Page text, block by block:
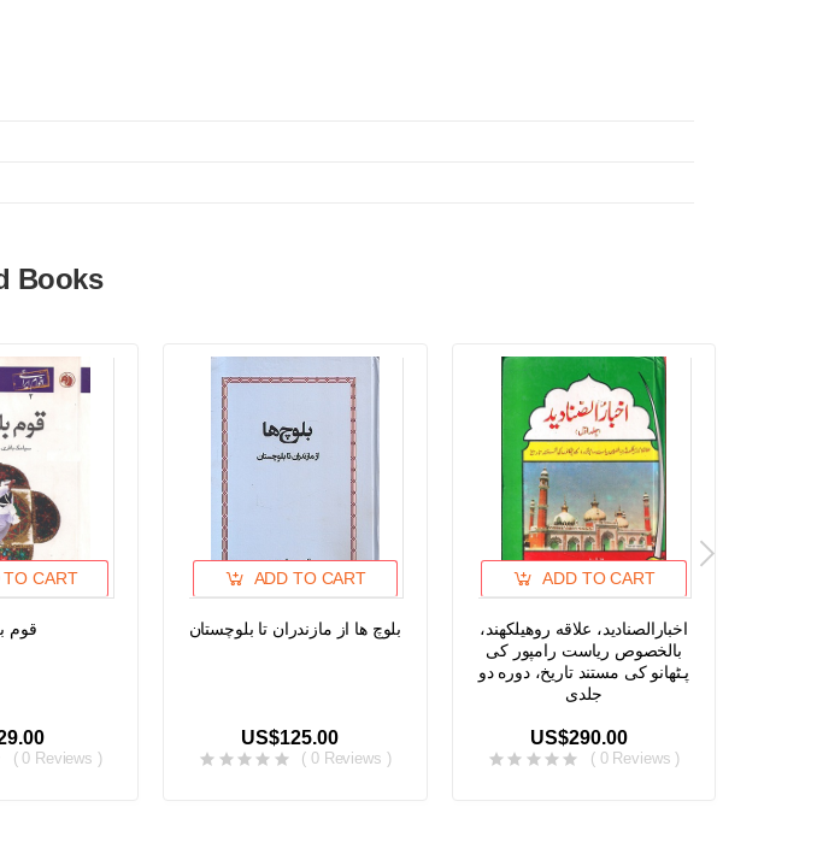
Books
TO CART
قوم
( 0 Reviews )
ADD TO CART
بلوچ ها از مازندران تا بلوچستان
US$125.00
( 0 Reviews )
ADD TO CART
اخبارالصنادید، علاقه روهیلکهند،
بالخصوص ریاست رامپور کی
پـ‍ٹھانو کی مستند تاریخ، دوره دو
جلدی
US$290.00
( 0 Reviews )